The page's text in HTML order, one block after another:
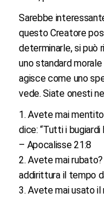
Sarebbe
questo Creatore
determinarle, si può
uno standard
agisce come uno
vede. Siate onesti
Avete mai
dice: “Tutti i
– Apocalisse 21:8
Avete mai
addirittura il tempo
Avete mai usato il